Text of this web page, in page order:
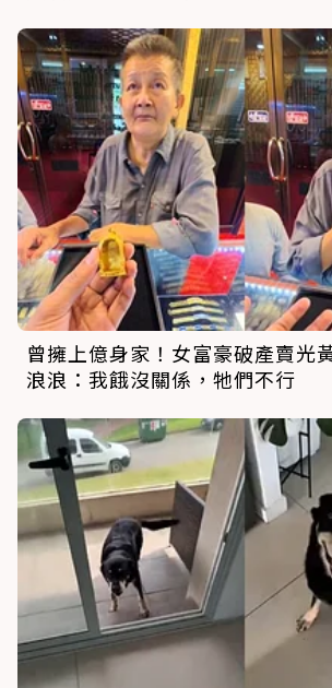
曾擁上億身家！女富豪破產賣光
浪浪：我餓沒關係，牠們不行